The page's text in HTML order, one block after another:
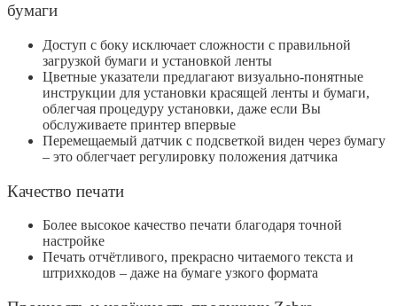
бумаги
Доступ с боку исключает сложности с правильной
загрузкой бумаги и установкой ленты
Цветные указатели предлагают визуально-понятные
инструкции для установки красящей ленты и бумаги,
облегчая процедуру установки, даже если Вы
обслуживаете принтер впервые
Перемещаемый датчик с подсветкой виден через бумагу
– это облегчает регулировку положения датчика
Качество печати
Более высокое качество печати благодаря точной
настройке
Печать отчётливого, прекрасно читаемого текста и
штрихкодов – даже на бумаге узкого формата